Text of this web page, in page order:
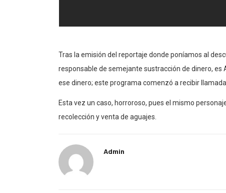
Tras la emisión del reportaje donde poníamos al
responsable de semejante sustracción de dinero,
ese dinero; este programa comenzó a recibir
Esta vez un caso, horroroso, pues el mismo
recolección y venta de aguajes.
Admin